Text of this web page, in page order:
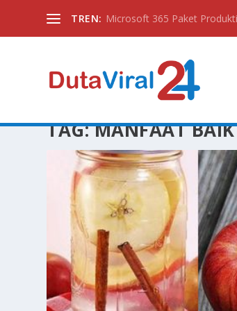
TREN: Microsoft 365 Paket
TAG:MANFAAT